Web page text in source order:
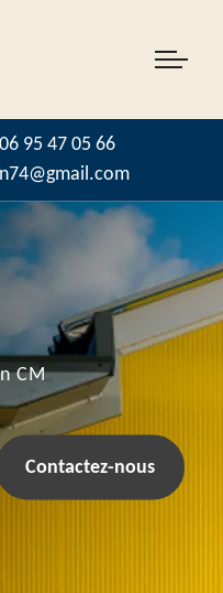
06 95 47 05 66
CM
Contactez-nous